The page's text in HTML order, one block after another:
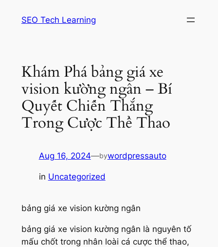
SEO Tech Learning
Khám Phá bảng giá xe
vision kường ngân – Bí
Quyết Chiến Thắng
Trong Cược Thể Thao
Aug 16, 2024—bywordpressauto
in Uncategorized
bảng giá xe vision kường ngân
bảng giá xe vision kường ngân là nguyên tố
mấu chốt trong nhân loài cá cược thể thao,